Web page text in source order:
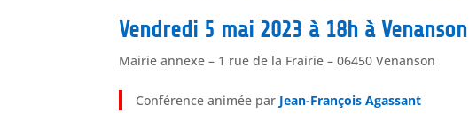
Vendredi 5 mai 2023 à 18h à Venanson
Mairie annexe – 1 rue de la Frairie – 06450 Venanson
Conférence animée par Jean-François Agassant​